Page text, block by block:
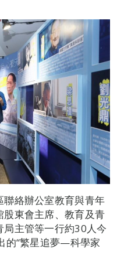
絡辦公室教育與青年
東會主席、教育及青
主管等一行約30人今
的“繁星追夢—科學家